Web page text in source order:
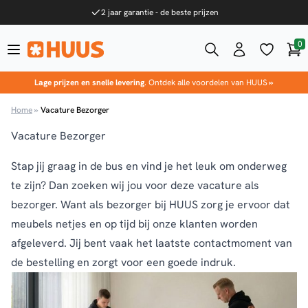
2 jaar garantie - de beste prijzen
0
Lage prijzen en snelle levering. Ontdek alle voordelen van HUUS»
Home» Vacature Bezorger
Vacature Bezorger
Stap jij graag in de bus en vind je het leuk om onderweg
te zijn? Dan zoeken wij jou voor deze vacature als
bezorger. Want als bezorger bij HUUS zorg je ervoor dat
meubels netjes en op tijd bij onze klanten worden
afgeleverd. Jij bent vaak het laatste contactmoment van
de bestelling en zorgt voor een goede indruk.